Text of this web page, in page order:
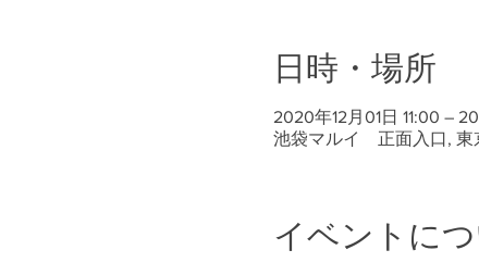
日時・場所
2020年12月01日 11:00 –
池袋マルイ 正面入口, 東
イベントに